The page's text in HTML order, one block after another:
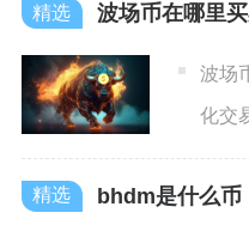
波场币在哪里
波场
化交
及合
bhdm是什么币